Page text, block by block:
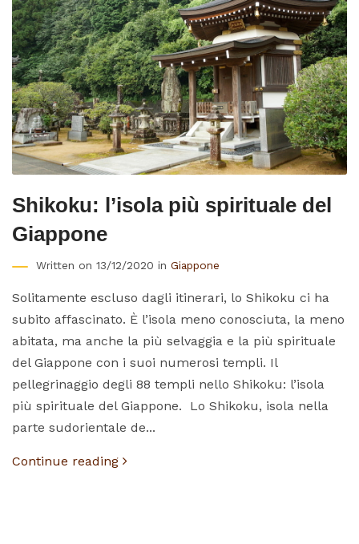
Shikoku: l’isola più spirituale del
Giappone
Written on 13/12/2020 in Giappone
Solitamente escluso dagli itinerari, lo Shikoku ci ha
subito affascinato. È l’isola meno conosciuta, la meno
abitata, ma anche la più selvaggia e la più spirituale
del Giappone con i suoi numerosi templi. Il
pellegrinaggio degli 88 templi nello Shikoku: l’isola
più spirituale del Giappone. Lo Shikoku, isola nella
parte sudorientale de...
Continue reading